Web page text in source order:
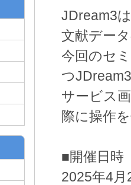
JDream3
文献デー
今回のセ
つ
サービス
際に操作
■開催日時
2025年4